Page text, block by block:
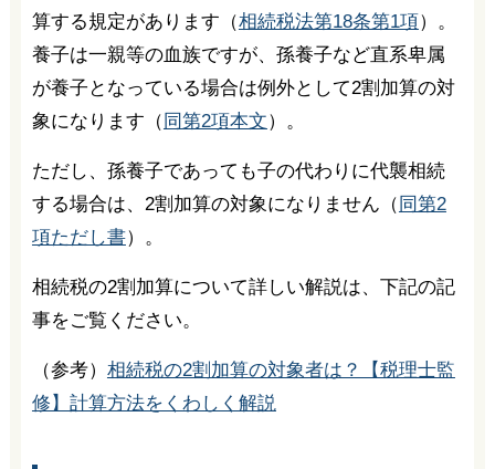
算する規定があります（相続税法第18条第1項）。
養子は一親等の血族ですが、孫養子など直系卑属
が養子となっている場合は例外として2割加算の対
象になります（ 同第2項本文）。
ただし、孫養子であっても子の代わりに代襲相続
する場合は、2割加算の対象になりません（ 同第2
項ただし書）。
相続税の2割加算について詳しい解説は、下記の記
事をご覧ください。
（参考） 相続税の2割加算の対象者は？【税理士監
修】計算方法をくわしく解説